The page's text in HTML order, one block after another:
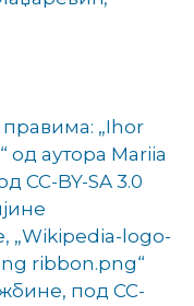
„Ihor
од аутора Mariia
CC-BY-SA 3.0
„Wikipedia-logo-
ribbon.png“
под CC-